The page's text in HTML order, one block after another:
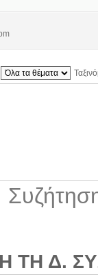
ΤΗ Δ.